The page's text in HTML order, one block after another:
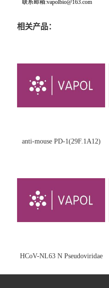
联系邮箱:vapolbio@163.com
相关产品：
anti-mouse PD-1(29F.1A12)
HCoV-NL63 N Pseudoviridae